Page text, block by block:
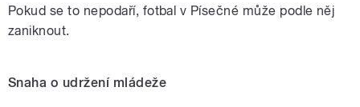
Pokud se to nepodaří, fotbal v Písečné může podle něj
zaniknout.
Snaha o udržení mládeže